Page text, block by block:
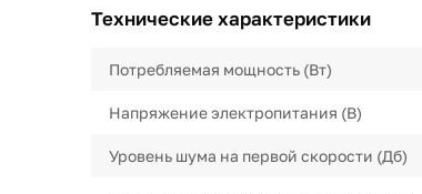
Технические характеристики
Потребляемая мощность (Вт)
Напряжение электропитания (В)
Уровень шума на первой скорости (Дб)